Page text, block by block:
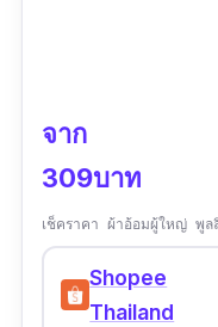
จาก
309บาท
เช็คราคา ผ้าอ้อมผู้ใหญ่ พู
Shopee
Thailand